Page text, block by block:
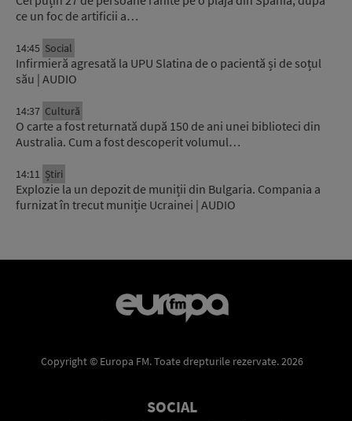
ce un foc de artificii a…
14:45 Social
Infirmieră agresată la UPU Slatina de o pacientă și de soțul
său | AUDIO
14:37 Cultură
O carte a fost returnată după 150 de ani unei biblioteci din
Australia. Cum a fost descoperit volumul…
14:11 Știri
Explozie la un depozit de muniții din Bulgaria. Compania a
furnizat în trecut muniție Ucrainei | AUDIO
Copyright © Europa FM. Toate drepturile rezervate. 2026
SOCIAL